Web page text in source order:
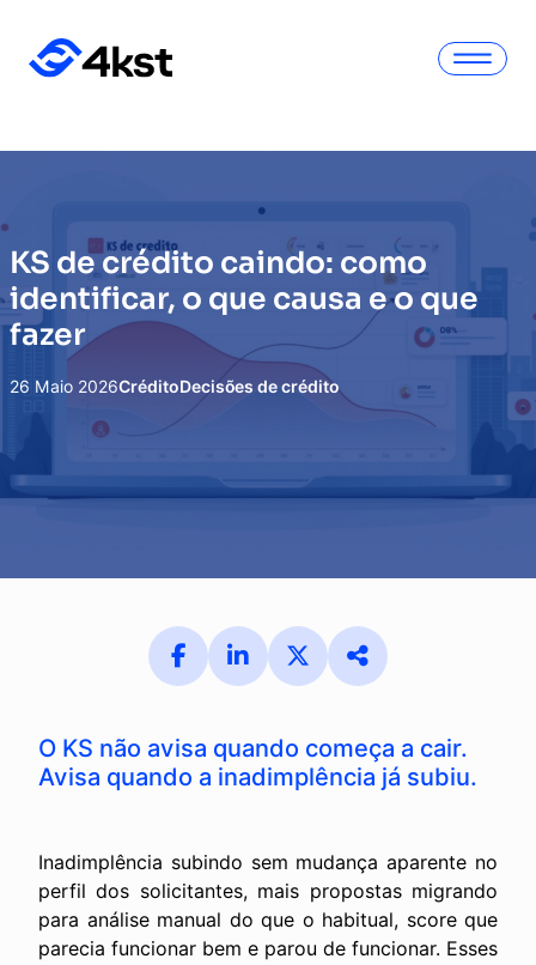
KS de crédito caindo: como
identificar, o que causa e o que
fazer
26 Maio 2026CréditoDecisões de crédito
O KS não avisa quando começa a cair.
Avisa quando a inadimplência já subiu.
Inadimplência subindo sem mudança aparente no
perfil dos solicitantes, mais propostas migrando
para análise manual do que o habitual, score que
parecia funcionar bem e parou de funcionar. Esses